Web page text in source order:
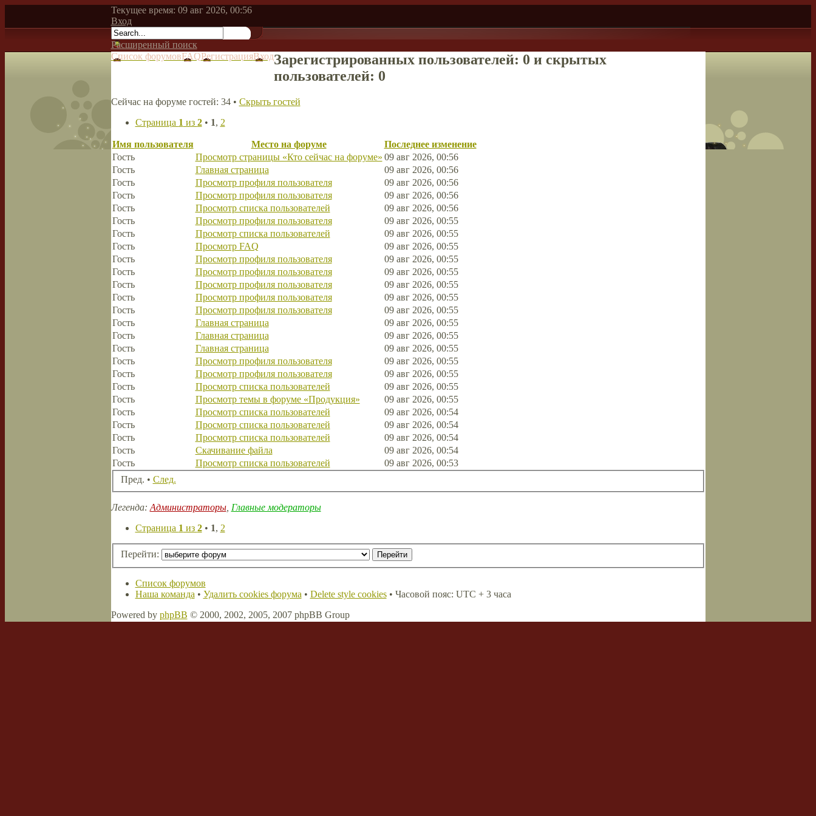
Текущее время: 09 авг 2026, 00:56
Вход
Расширенный поиск
Список форумовFAQРегистрацияВходЗарегистрированных пользователей: 0 и скрытых
пользователей: 0
Сейчас на форуме гостей: 34 • Скрыть гостей
Страница 1 из 2• 1, 2
Имя пользователя Место на форуме
Последнее изменение
Гость
Просмотр страницы «Кто сейчас на форуме» 09 авг 2026, 00:56
Гость
Главная страница
09 авг 2026, 00:56
Гость
Просмотр профиля пользователя
09 авг 2026, 00:56
Гость
Просмотр профиля пользователя
09 авг 2026, 00:56
Гость
Просмотр списка пользователей
09 авг 2026, 00:56
Гость
Просмотр профиля пользователя
09 авг 2026, 00:55
Гость
Просмотр списка пользователей
09 авг 2026, 00:55
Гость
Просмотр FAQ
09 авг 2026, 00:55
Гость
Просмотр профиля пользователя
09 авг 2026, 00:55
Гость
Просмотр профиля пользователя
09 авг 2026, 00:55
Гость
Просмотр профиля пользователя
09 авг 2026, 00:55
Гость
Просмотр профиля пользователя
09 авг 2026, 00:55
Гость
Просмотр профиля пользователя
09 авг 2026, 00:55
Гость
Главная страница
09 авг 2026, 00:55
Гость
Главная страница
09 авг 2026, 00:55
Гость
Главная страница
09 авг 2026, 00:55
Гость
Просмотр профиля пользователя
09 авг 2026, 00:55
Гость
Просмотр профиля пользователя
09 авг 2026, 00:55
Гость
Просмотр списка пользователей
09 авг 2026, 00:55
Гость
Просмотр темы в форуме «Продукция»
09 авг 2026, 00:55
Гость
Просмотр списка пользователей
09 авг 2026, 00:54
Гость
Просмотр списка пользователей
09 авг 2026, 00:54
Гость
Просмотр списка пользователей
09 авг 2026, 00:54
Гость
Скачивание файла
09 авг 2026, 00:54
Гость
Просмотр списка пользователей
09 авг 2026, 00:53
Пред. • След.
Легенда:Администраторы, Главные модераторы
Страница 1из 2• 1, 2
Перейти:
Список форумов
Наша команда • Удалить cookies форума • Delete style cookies• Часовой пояс: UTC + 3 часа
Powered by phpBB © 2000, 2002, 2005, 2007 phpBB Group